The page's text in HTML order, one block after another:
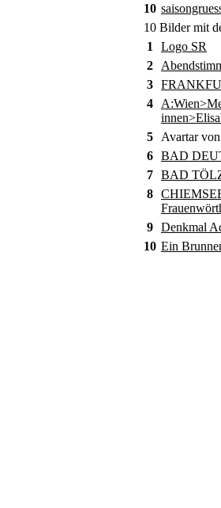
10
10 Bilder mit
1
Logo SR
2
3
4
5
Avartar
6 BAD
7 BAD
8
9 Denkmal
10 Ein